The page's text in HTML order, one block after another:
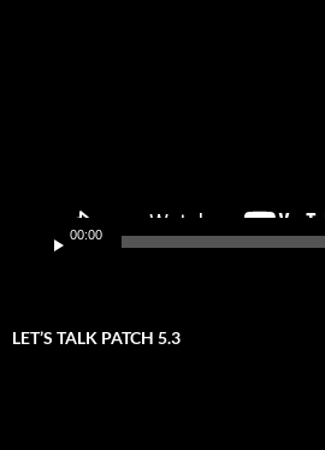
00:00
LET’S TALK PATCH 5.3